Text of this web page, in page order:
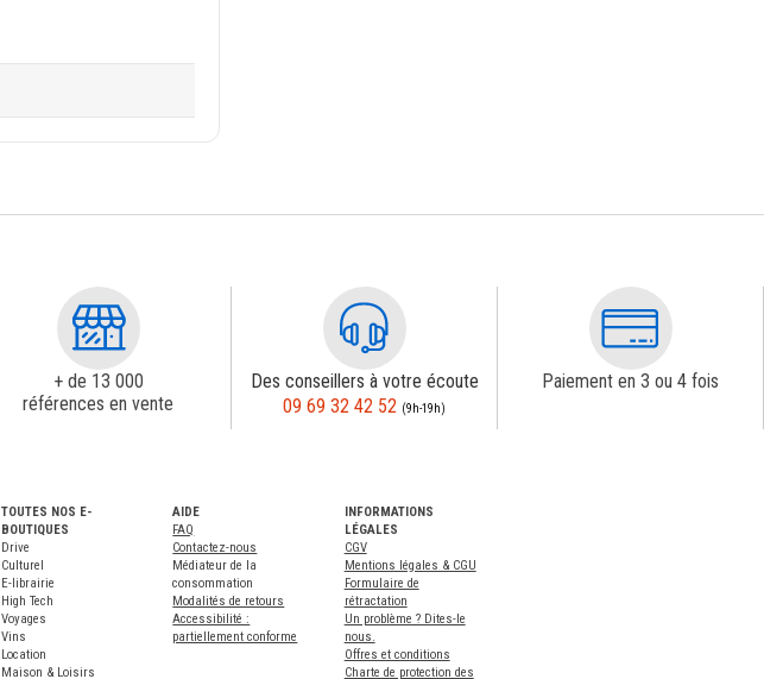
+ de 13 000
références en vente
Des conseillers à votre écoute
09 69 32 42 52 (9h-19h)
Paiement en 3 ou 4 fois
TOUTES NOS E-
BOUTIQUES
Drive
Culturel
E-librairie
High Tech
Voyages
Vins
Location
Maison & Loisirs
AIDE
FAQ
Contactez-nous
Médiateur de la
consommation
Modalités de retours
Accessibilité :
partiellement conforme
INFORMATIONS
LÉGALES
CGV
Mentions légales & CGU
Formulaire de
rétractation
Un problème ? Dites-le
nous.
Offres et conditions
Charte de protection des